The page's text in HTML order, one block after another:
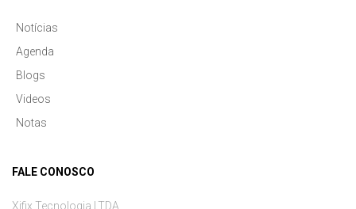
Notícias
Agenda
Blogs
Videos
Notas
FALE CONOSCO
Xifix Tecnologia LTDA.